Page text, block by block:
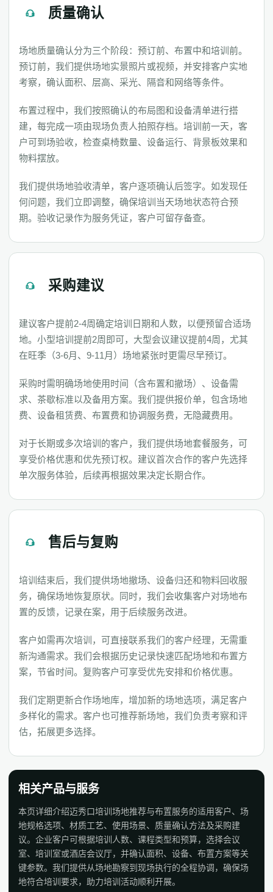
质量确认
场地质量确认分为三个阶段：预订前、布置中和培训前。
预订前，我们提供场地实景照片或视频，并安排客户实地
考察，确认面积、层高、采光、隔音和网络等条件。
布置过程中，我们按照确认的布局图和设备清单进行搭
建，每完成一项由现场负责人拍照存档。培训前一天，客
户可到场验收，检查桌椅数量、设备运行、背景板效果和
物料摆放。
我们提供场地验收清单，客户逐项确认后签字。如发现任
何问题，我们立即调整，确保培训当天场地状态符合预
期。验收记录作为服务凭证，客户可留存备查。
采购建议
建议客户提前2-4周确定培训日期和人数，以便预留合适场
地。小型培训提前2周即可，大型会议建议提前4周，尤其
在旺季（3-6月、9-11月）场地紧张时更需尽早预订。
采购时需明确场地使用时间（含布置和撤场）、设备需
求、茶歇标准以及备用方案。我们提供报价单，包含场地
费、设备租赁费、布置费和协调服务费，无隐藏费用。
对于长期或多次培训的客户，我们提供场地套餐服务，可
享受价格优惠和优先预订权。建议首次合作的客户先选择
单次服务体验，后续再根据效果决定长期合作。
售后与复购
培训结束后，我们提供场地撤场、设备归还和物料回收服
务，确保场地恢复原状。同时，我们会收集客户对场地布
置的反馈，记录在案，用于后续服务改进。
客户如需再次培训，可直接联系我们的客户经理，无需重
新沟通需求。我们会根据历史记录快速匹配场地和布置方
案，节省时间。复购客户可享受优先安排和价格优惠。
我们定期更新合作场地库，增加新的场地选项，满足客户
多样化的需求。客户也可推荐新场地，我们负责考察和评
估，拓展更多选择。
相关产品与服务
本页详细介绍迈秀口培训场地推荐与布置服务的适用客户、场
地规格选项、材质工艺、使用场景、质量确认方法及采购建
议。企业客户可根据培训人数、课程类型和预算，选择会议
室、培训室或酒店会议厅，并确认面积、设备、布置方案等关
键参数。我们提供从场地勘察到现场执行的全程协调，确保场
地符合培训要求，助力培训活动顺利开展。